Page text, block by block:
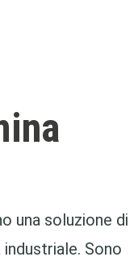
una soluzione di
Sono